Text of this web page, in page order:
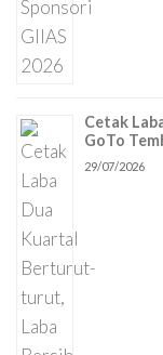
Cetak
GoTo
29/07/2026